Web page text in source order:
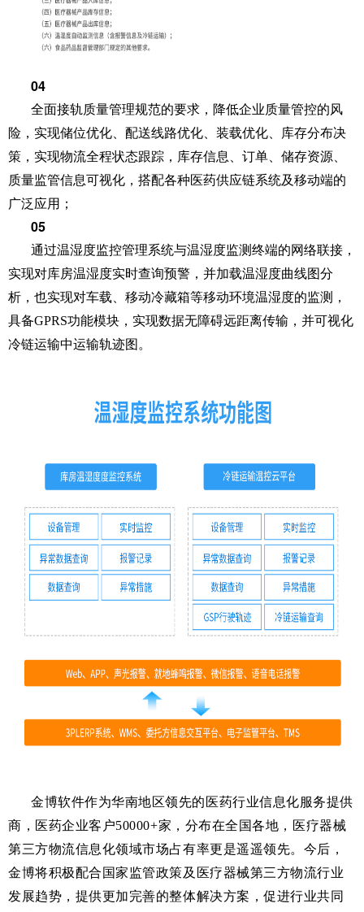
04
全面接轨质量管理规范的要求，降低企业质量管控的风
险，实现储位优化、配送线路优化、装载优化、库存分布决
策，实现物流全程状态跟踪，库存信息、订单、储存资源、
质量监管信息可视化，搭配各种医药供应链系统及移动端的
广泛应用；
05
通过温湿度监控管理系统与温湿度监测终端的网络联接，
实现对库房温湿度实时查询预警，并加载温湿度曲线图分
析，也实现对车载、移动冷藏箱等移动环境温湿度的监测，
具备GPRS功能模块，实现数据无障碍远距离传输，并可视化
冷链运输中运输轨迹图。
金博软件作为华南地区领先的医药行业信息化服务提供
商，医药企业客户50000+家， 分布在全国各地，医疗器械
第三方物流信息化领域市场占有率更是遥遥领先。今后，
金博将积极配合国家监管政策及医疗器械第三方物流行业
发展趋势，提供更加完善的整体解决方案，促进行业共同